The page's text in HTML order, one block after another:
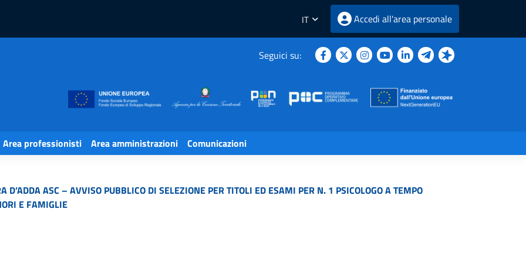
IT Accedi all'area personale
Seguici su:
Area professionisti Area amministrazioni Comunicazioni
D’ADDA ASC – AVVISO PUBBLICO DI SELEZIONE PER TITOLI ED ESAMI PER N. 1 PSICOLOGO A TEMPO
E FAMIGLIE